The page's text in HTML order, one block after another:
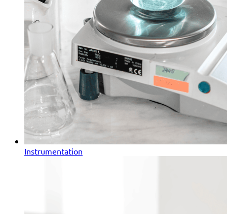
Instrumentation